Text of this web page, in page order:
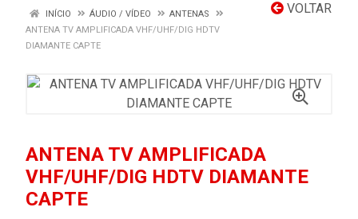
VOLTAR
INÍCIO ÁUDIO / VÍDEO
ANTENAS
ANTENA TV AMPLIFICADA VHF/UHF/DIG HDTV
DIAMANTE CAPTE
ANTENA TV AMPLIFICADA
VHF/UHF/DIG HDTV DIAMANTE
CAPTE